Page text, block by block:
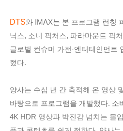
DTS와 IMAX는 본 프로그램 런칭
닉스, 소니 픽처스, 파라마운트 픽
글로벌 컨슈머 가전·엔터테인먼트
혔다.
양사는 수십 년 간 축적해 온 영상
바탕으로 프로그램을 개발했다. 소
4K HDR 영상과 박진감 넘치는 몰